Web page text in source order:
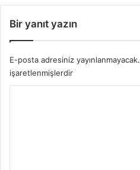
Bir yanıt yazın
E-posta adresiniz yayınlanmayacak.
işaretlenmişlerdir